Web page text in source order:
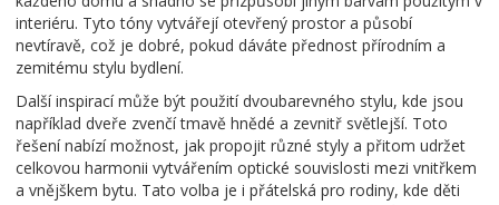
interiéru. Tyto tóny vytvářejí otevřený prostor a působí
nevtíravě, což je dobré, pokud dáváte přednost přírodním a
zemitému stylu bydlení.
Další inspirací může být použití dvoubarevného stylu, kde jsou
například dveře zvenčí tmavě hnědé a zevnitř světlejší. Toto
řešení nabízí možnost, jak propojit různé styly a přitom udržet
celkovou harmonii vytvářením optické souvislosti mezi vnitřkem
a vnějškem bytu. Tato volba je i přátelská pro rodiny, kde děti